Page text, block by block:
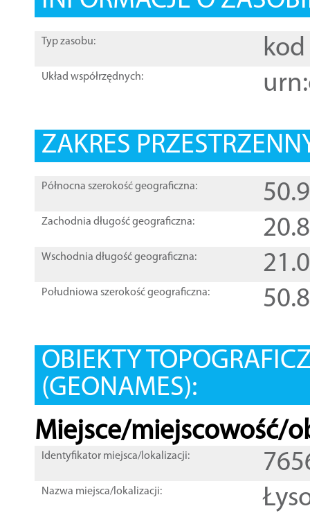
Typ zasobu: kod
Układ współrzędnych:
ZAKRES
Północna szerokość geograficzna:
Zachodnia długość geograficzna:
Wschodnia długość geograficzna:
Południowa szerokość geograficzna:
OBIEKTY
(GEONAMES):
Miejsce/miejscowość/
Identyfikator miejsca/lokalizacji:
Nazwa miejsca/lokalizacji: